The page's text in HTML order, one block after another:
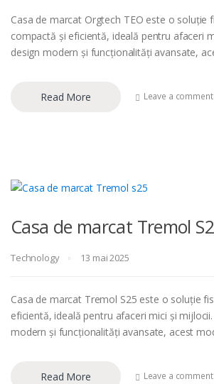
Casa de marcat Orgtech TEO este o soluție
compactă și eficientă, ideală pentru afaceri
design modern și funcționalități avansate,
Read More Leave a comment
Casa de marcat Tremol
Technology 13 mai 2025
Casa de marcat Tremol S25 este o soluție
eficientă, ideală pentru afaceri mici și
modern și funcționalități avansate, acest
Read More Leave a comment